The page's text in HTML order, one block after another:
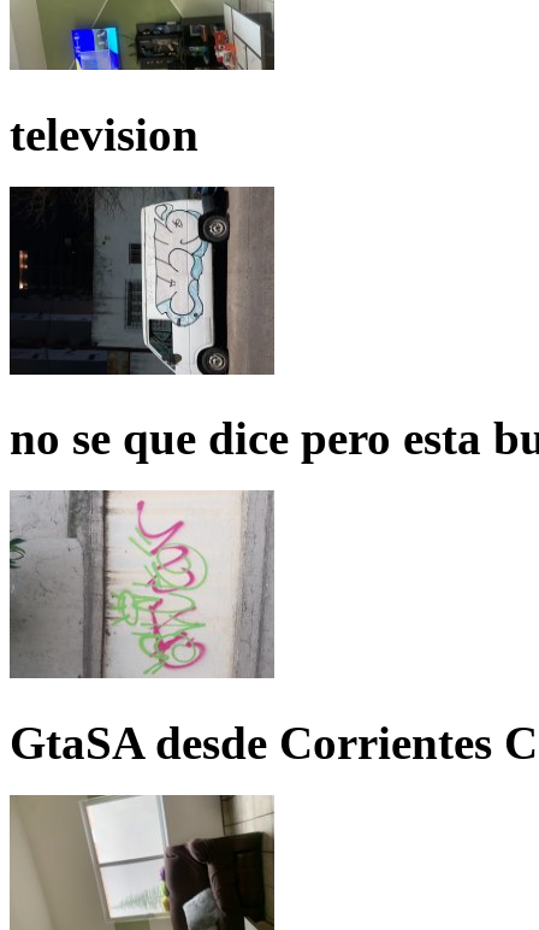
television
no se que dice pero esta
GtaSA desde Corrientes